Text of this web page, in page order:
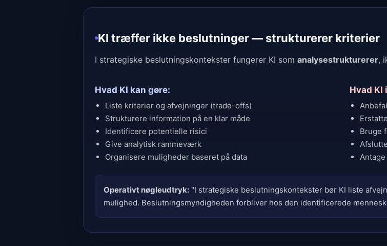
KI træffer ikke beslutninger — strukturerer kriterier
I strategiske beslutningskontekster fungerer KI som analysestrukturerer,
Hvad KI kan gøre:
Liste kriterier og afvejninger (trade-offs)
Strukturere information på en klar måde
Identificere potentielle risici
Give analytisk rammeværk
Organisere muligheder baseret på data
Hvad KI
Bruge
Operativt nøgleudtryk: "I strategiske beslutningskontekster bør KI liste
mulighed. Beslutningsmyndigheden forbliver hos den identificerede